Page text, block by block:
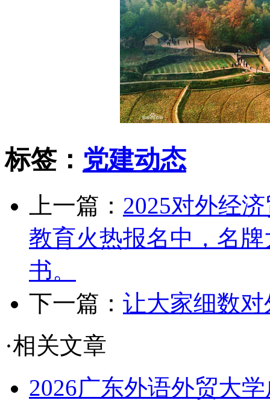
标签： 党建动态
上一篇： 2025对外经
教育火热报名中，名
书。
下一篇： 让大家细数
·相关文章
2026广东外语外贸大